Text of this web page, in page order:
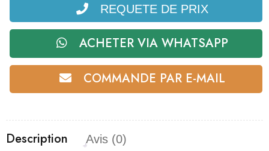
REQUETE DE PRIX
ACHETER VIA WHATSAPP
COMMANDE PAR E-MAIL
Description Avis (0)